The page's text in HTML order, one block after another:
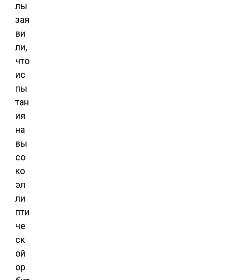
лы
зая
ви
ли,
что
ис
пы
тан
ия
на
вы
со
ко
эл
ли
пти
че
ск
ой
ор